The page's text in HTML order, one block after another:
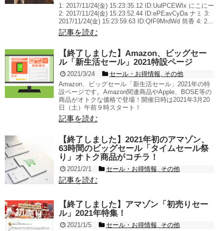
1: 2017/11/24(金) 15:23:35.12 ID:UulPCEWIx にこにー
2: 2017/11/24(金) 15:23:52.44 ID:ePEavCyDa ナミ 3:
2017/11/24(金) 15:23:59.63 ID:QfF9MrdWd 筒香 4: 2...
記事を読む
【終了しました】Amazon、ビッグセー
ル「新生活セール」2021特設ページ
2021/3/24 セール・お得情報, その他
Amazon、ビッグセール「新生活セール」2021年の特
設ページです。Amazon関連商品やApple、BOSE等の
商品がオトクな価格で登場！開催日時は2021年3月20
日（土）午前９時スタート！
記事を読む
【終了しました】2021年初のアマゾン、
63時間のビッグセール「タイムセール祭
り」オトク商品がコチラ！
2021/2/1 セール・お得情報, その他
記事を読む
【終了しました】アマゾン「初売りセー
ル」2021年特集！
2021/1/5 セール・お得情報, その他